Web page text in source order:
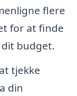
flere
for at finde
budget.
tjekke
din